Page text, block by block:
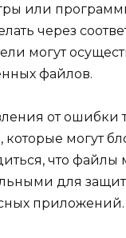
или
через
могут
файлов.
от ошибки
могут
что
для
приложений.